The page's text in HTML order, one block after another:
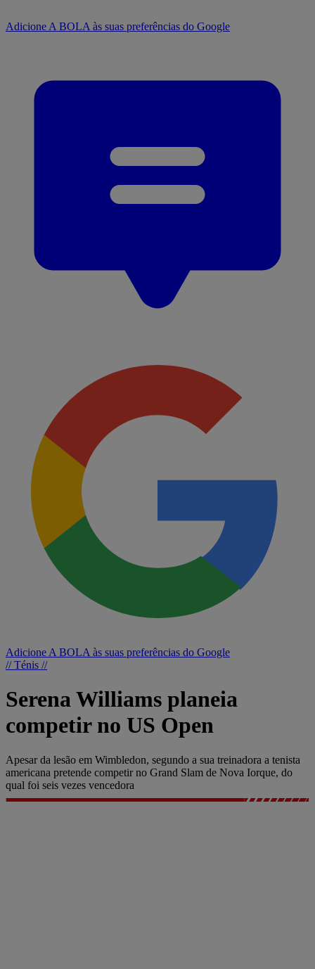
Adicione A BOLA às suas preferências do Google
Adicione A BOLA às suas preferências do Google
// Ténis //
Serena Williams planeia
competir no US Open
Apesar da lesão em Wimbledon, segundo a sua treinadora a tenista
americana pretende competir no Grand Slam de Nova Iorque, do
qual foi seis vezes vencedora